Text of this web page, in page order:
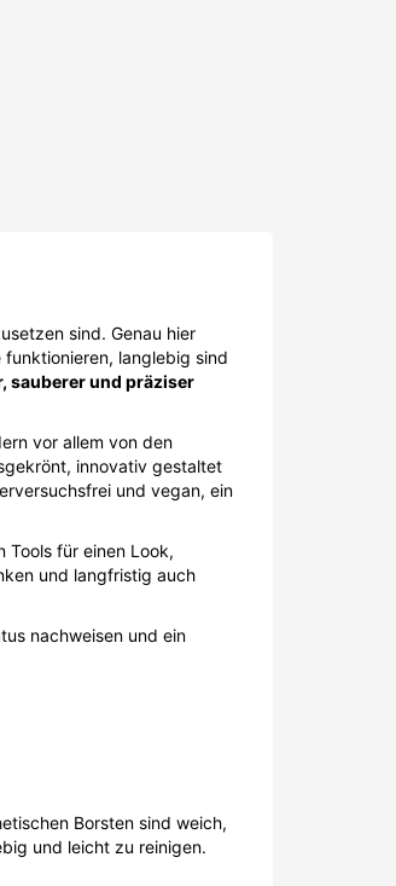
sind. Genau hier
langlebig sind
sauberer und präziser
vor allem von den
innovativ gestaltet
und vegan, ein
Tools für einen Look,
und langfristig auch
nachweisen und ein
Borsten sind weich,
und leicht zu reinigen.